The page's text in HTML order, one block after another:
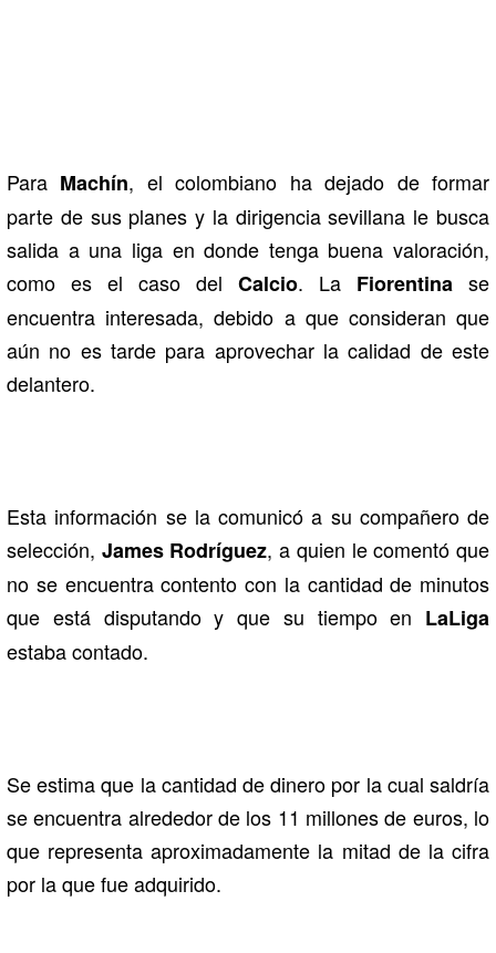
Para Machín, el colombiano ha dejado de formar
parte de sus planes y la dirigencia sevillana le busca
salida a una liga en donde tenga buena valoración,
como es el caso del Calcio. La Fiorentina se
encuentra interesada, debido a que consideran que
aún no es tarde para aprovechar la calidad de este
delantero.
Esta información se la comunicó a su compañero de
selección, James Rodríguez, a quien le comentó que
no se encuentra contento con la cantidad de minutos
que está disputando y que su tiempo en LaLiga
estaba contado.
Se estima que la cantidad de dinero por la cual saldría
se encuentra alrededor de los 11 millones de euros, lo
que representa aproximadamente la mitad de la cifra
por la que fue adquirido.